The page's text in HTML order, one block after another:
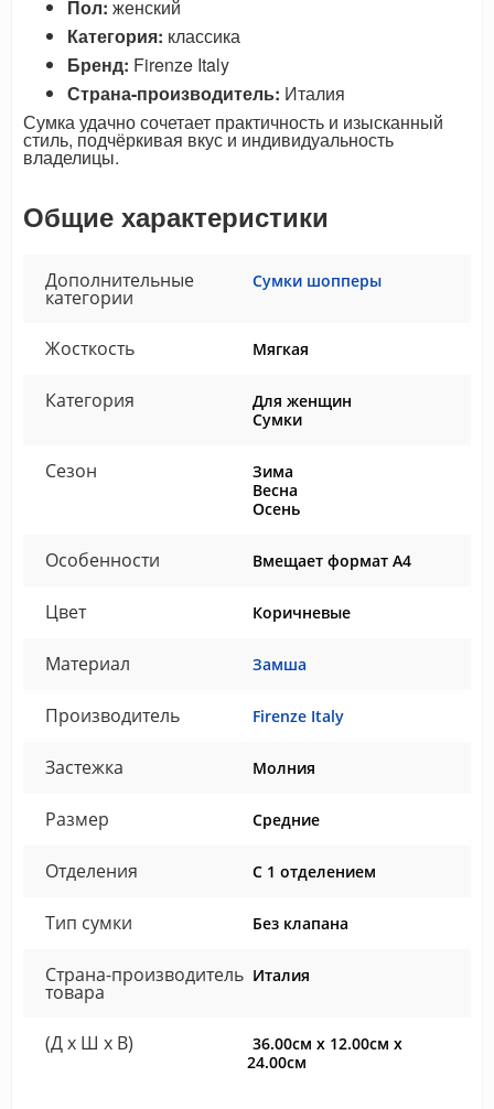
Пол: женский
Категория: классика
Бренд: Firenze Italy
Страна-производитель: Италия
Сумка удачно сочетает практичность и изысканный
стиль, подчёркивая вкус и индивидуальность
владелицы.
Общие характеристики
Дополнительные
категории
Сумки шопперы
Жосткость Мягкая
Категория
Для женщин
Сумки
Сезон
Зима
Весна
Осень
Особенности Вмещает формат А4
Цвет Коричневые
Материал Замша
Производитель Firenze Italy
Застежка Молния
Размер Средние
Отделения С 1 отделением
Тип сумки Без клапана
Страна-производитель
товара
Италия
(Д x Ш x В)
36.00см x 12.00см x
24.00см